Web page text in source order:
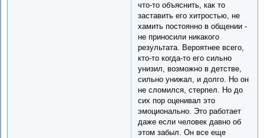
что-то объяснить, как то
заставить его хитростью, не
хамить постоянно в общении -
не приносили никакого
результата. Вероятнее всего,
кто-то когда-то его сильно
унизил, возможно в детстве,
сильно унижал, и долго. Но он
не сломился, стерпел. Но до
сих пор оценивал это
эмоционально. Это работает
даже если человек давно об
этом забыл. Он все еще